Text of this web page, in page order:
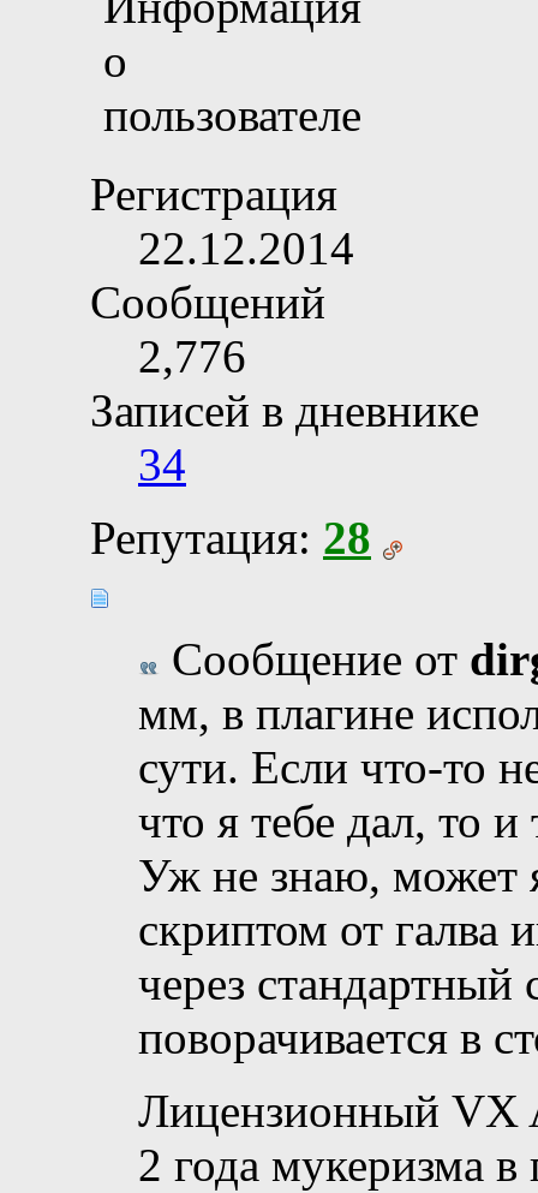
Регистрация
22.12.2014
Сообщений
2,776
Записей в дневнике
34
Репутация: 28
Сообщение от
мм, в плагине
сути. Если что-то
что я тебе дал, то и
Уж не знаю, может
скриптом от галва
через стандартный
поворачивается в
Лицензионный VX
2 года мукеризма